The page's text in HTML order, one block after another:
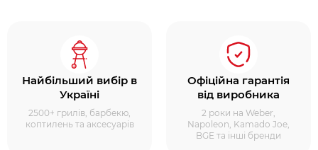
Найбільший вибір в
Україні
2500+ грилів, барбекю,
коптилень та аксесуарів
Офіційна гарантія
від виробника
2 роки на Weber,
Napoleon, Kamado Joe,
BGE та інші бренди